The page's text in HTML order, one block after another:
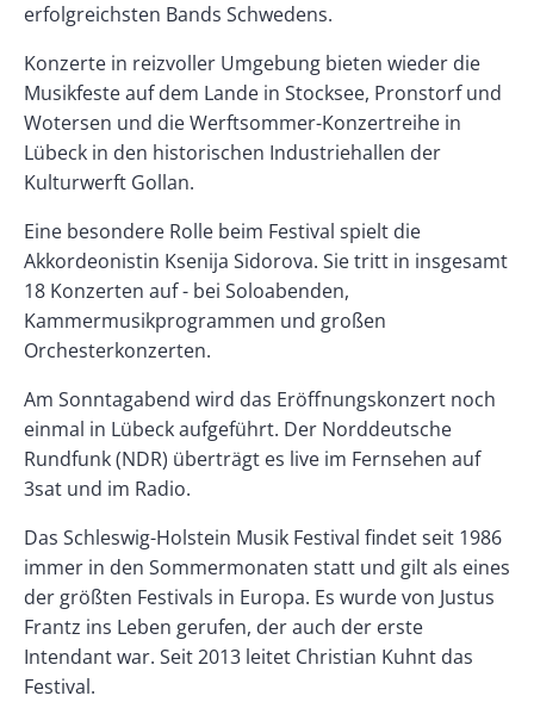
erfolgreichsten Bands Schwedens.
Konzerte in reizvoller Umgebung bieten wieder die
Musikfeste auf dem Lande in Stocksee, Pronstorf und
Wotersen und die Werftsommer-Konzertreihe in
Lübeck in den historischen Industriehallen der
Kulturwerft Gollan.
Eine besondere Rolle beim Festival spielt die
Akkordeonistin Ksenija Sidorova. Sie tritt in insgesamt
18 Konzerten auf - bei Soloabenden,
Kammermusikprogrammen und großen
Orchesterkonzerten.
Am Sonntagabend wird das Eröffnungskonzert noch
einmal in Lübeck aufgeführt. Der Norddeutsche
Rundfunk (NDR) überträgt es live im Fernsehen auf
3sat und im Radio.
Das Schleswig-Holstein Musik Festival findet seit 1986
immer in den Sommermonaten statt und gilt als eines
der größten Festivals in Europa. Es wurde von Justus
Frantz ins Leben gerufen, der auch der erste
Intendant war. Seit 2013 leitet Christian Kuhnt das
Festival.